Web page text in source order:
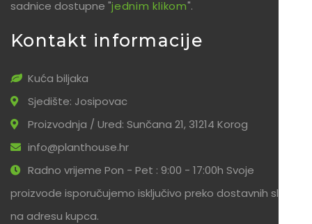
sadnice dostupne "jednim klikom".
Kontakt informacije
Kuća biljaka
Sjedište: Josipovac
Proizvodnja / Ured: Sunčana 21, 31214 Korog
info@planthouse.hr
Radno vrijeme Pon - Pet : 9:00 - 17:00h Svoje
proizvode isporučujemo isključivo preko dostavnih službi
na adresu kupca.